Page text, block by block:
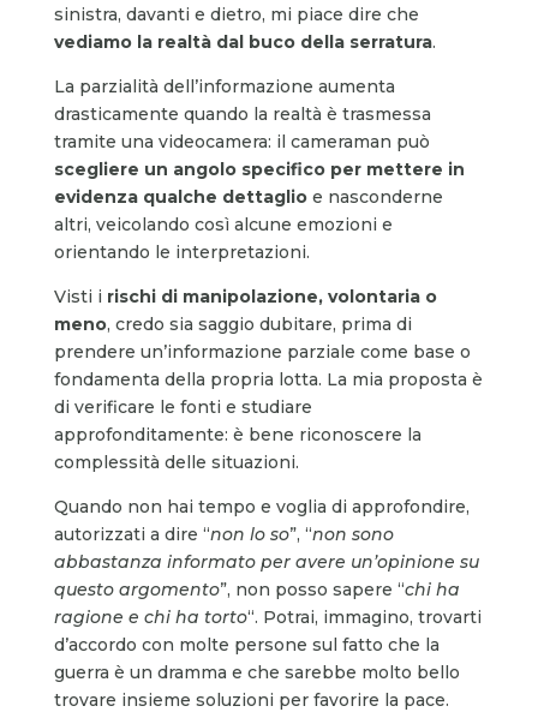
sinistra, davanti e dietro, mi piace dire che
vediamo la realtà dal buco della serratura.
La parzialità dell’informazione aumenta
drasticamente quando la realtà è trasmessa
tramite una videocamera: il cameraman può
scegliere un angolo specifico per mettere in
evidenza qualche dettaglioe nasconderne
altri, veicolando così alcune emozioni e
orientando le interpretazioni.
Visti i rischi di manipolazione, volontaria o
meno, credo sia saggio dubitare, prima di
prendere un’informazione parziale come base o
fondamenta della propria lotta. La mia proposta è
di verificare le fonti e studiare
approfonditamente: è bene riconoscere la
complessità delle situazioni.
Quando non hai tempo e voglia di approfondire,
autorizzati a dire “non lo so”, “non sono
abbastanza informato per avere un’opinione su
questo argomento”, non posso sapere “chi ha
ragione e chi ha torto“. Potrai, immagino, trovarti
d’accordo con molte persone sul fatto che la
guerra è un dramma e che sarebbe molto bello
trovare insieme soluzioni per favorire la pace.